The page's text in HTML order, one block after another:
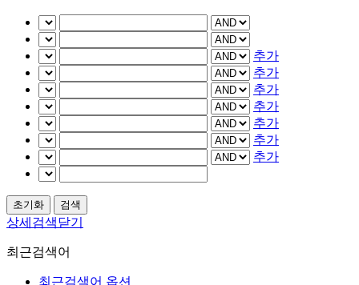
추가
추가
추가
추가
추가
추가
추가
상세검색닫기
최근검색어
최근검색어 옵션